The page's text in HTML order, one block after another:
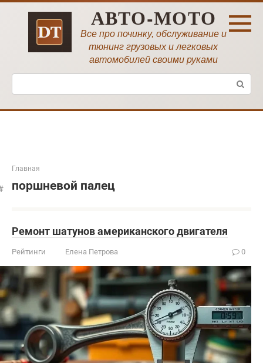
Перейти
АВТО-МОТО
Все про починку, обслуживание и
тюнинг грузовых и легковых
автомобилей своими руками
Поиск:
Главная
поршневой палец
Ремонт шатунов американского двигателя
Рейтинги Елена Петрова 0